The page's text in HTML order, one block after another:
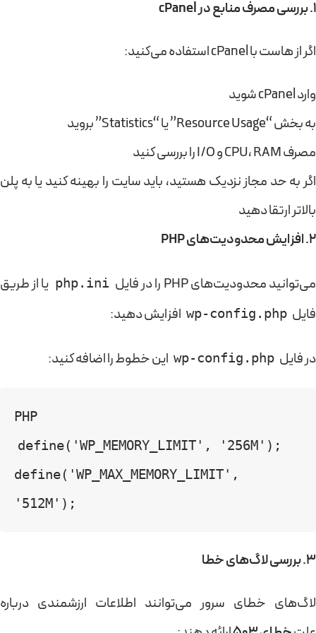
1. بررسی مصرف منابع در cPanel
اگر از هاست با cPanel استفاده می‌کنید:
وارد cPanel شوید
به بخش “Resource Usage” یا “Statistics” بروید
مصرف CPU، RAM و I/O را بررسی کنید
اگر به حد مجاز نزدیک هستید، باید سایت را بهینه کنید یا به پلن
بالاتر ارتقا دهید
2. افزایش محدودیت‌های PHP
می‌توانید محدودیت‌های PHP را در فایل php.ini یا از طریق
فایل wp-config.php افزایش دهید:
در فایل wp-config.php این خطوط را اضافه کنید:
PHP
define('WP_MEMORY_LIMIT', '256M');
define('WP_MAX_MEMORY_LIMIT',
'512M');
3. بررسی لاگ‌های خطا
لاگ‌های خطای سرور می‌توانند اطلاعات ارزشمندی درباره